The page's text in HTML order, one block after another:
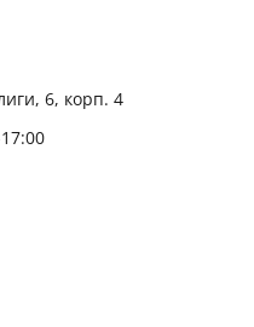
6, корп. 4